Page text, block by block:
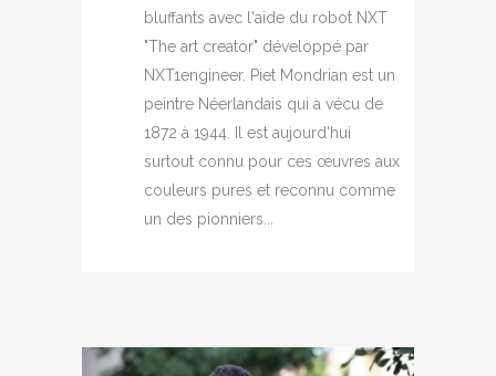
bluffants avec l'aide du robot NXT
"The art creator" développé par
NXT1engineer. Piet Mondrian est un
peintre Néerlandais qui a vécu de
1872 à 1944. Il est aujourd'hui
surtout connu pour ces œuvres aux
couleurs pures et reconnu comme
un des pionniers...